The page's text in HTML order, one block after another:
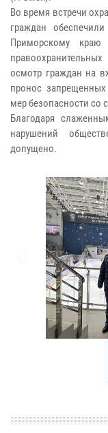
Во время встречи
граждан
Приморскому краю
осмотр граждан на
пронос
мер безопасности со
Благодаря
нарушений
допущено.